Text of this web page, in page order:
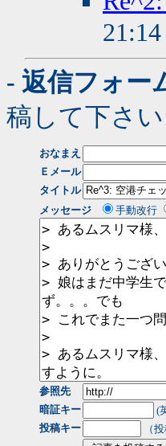
21:14
- 返信フォー
稿して下さい
おなまえ
Ｅメール
タイトル
メッセージ
手動改行
参照先
暗証キー
(
投稿キー
（